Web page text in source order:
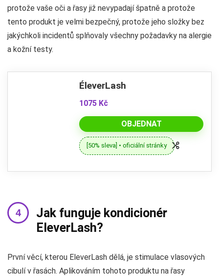
protože vaše oči a řasy již nevypadají špatně a protože
tento produkt je velmi bezpečný, protože jeho složky bez
jakýchkoli incidentů splňovaly všechny požadavky na alergie
a kožní testy.
ÉleverLash
1075 Kč
OBJEDNAT
[50% sleva] • oficiální stránky
Jak funguje kondicionér
EleverLash?
První věcí, kterou EleverLash dělá, je stimulace vlasových
cibulí v řasách. Aplikováním tohoto produktu na řasy